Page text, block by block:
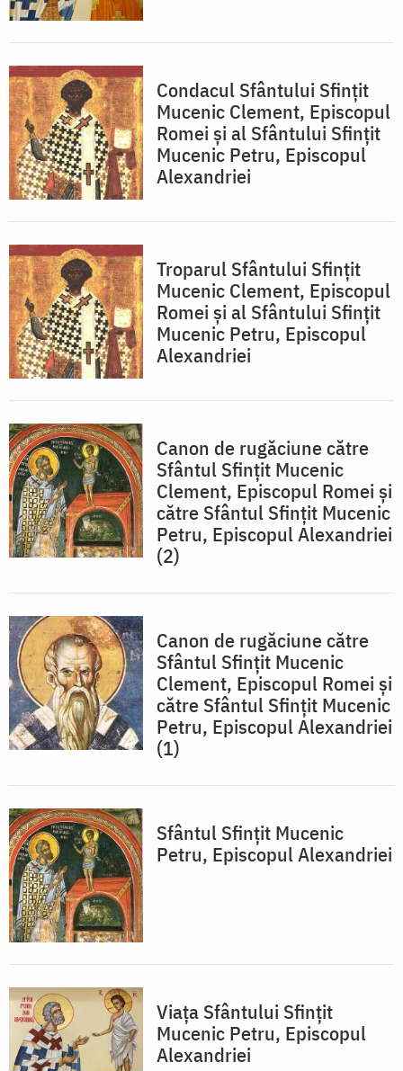
Condacul Sfântului Sfinţit
Mucenic Clement, Episcopul
Romei şi al Sfântului Sfinţit
Mucenic Petru, Episcopul
Alexandriei
Troparul Sfântului Sfinţit
Mucenic Clement, Episcopul
Romei şi al Sfântului Sfinţit
Mucenic Petru, Episcopul
Alexandriei
Canon de rugăciune către
Sfântul Sfinţit Mucenic
Clement, Episcopul Romei şi
către Sfântul Sfinţit Mucenic
Petru, Episcopul Alexandriei
(2)
Canon de rugăciune către
Sfântul Sfinţit Mucenic
Clement, Episcopul Romei şi
către Sfântul Sfinţit Mucenic
Petru, Episcopul Alexandriei
(1)
Sfântul Sfinţit Mucenic
Petru, Episcopul Alexandriei
Viața Sfântului Sfințit
Mucenic Petru, Episcopul
Alexandriei